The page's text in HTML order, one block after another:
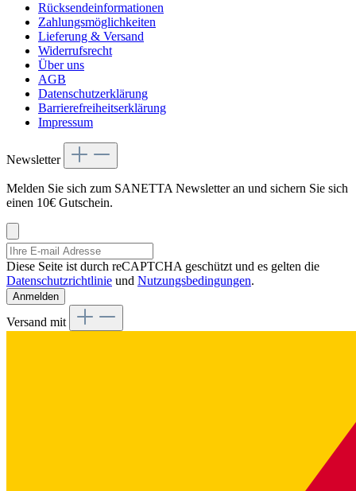
Rücksendeinformationen
Zahlungsmöglichkeiten
Lieferung & Versand
Widerrufsrecht
Über uns
AGB
Datenschutzerklärung
Barrierefreiheitserklärung
Impressum
Newsletter
Melden Sie sich zum SANETTA Newsletter an und sichern Sie sich
einen 10€ Gutschein.
Diese Seite ist durch reCAPTCHA geschützt und es gelten die
Datenschutzrichtlinie und Nutzungsbedingungen.
Anmelden
Versand mit